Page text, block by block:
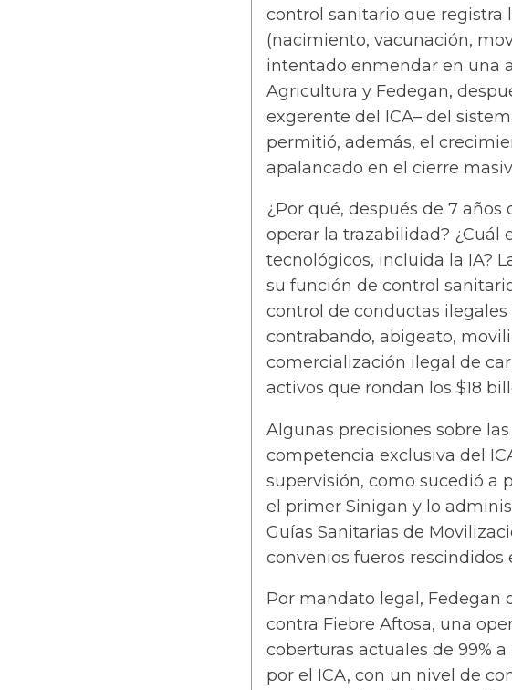
control sanitario que registra
(nacimiento, vacunación,
intentado enmendar en una
Agricultura y Fedegan,
exgerente del ICA– del
permitió, además, el
apalancado en el cierre
¿Por qué, después de 7
operar la trazabilidad? ¿Cuál
tecnológicos, incluida la IA?
su función de control
control de conductas
contrabando, abigeato,
comercialización ilegal de
activos que rondan los $18
Algunas precisiones sobre
competencia exclusiva del
supervisión, como sucedió a
el primer Sinigan y lo
Guías Sanitarias de
convenios fueros rescindidos
Por mandato legal, Fedegan
contra Fiebre Aftosa, una
coberturas actuales de 99%
por el ICA, con un nivel de